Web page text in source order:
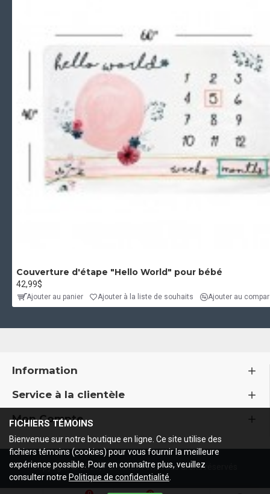
Couverture d'étape "Hello World" pour bébé
42,99$
Ajouter au panier Ajouter à la liste de souhaits Ajouter au
Information
Service à la clientèle
Mon Compte
Copyright ©2026, Publicités PRT, Tous droits réservés
FICHIERS TÉMOINS
Bienvenue sur notre boutique en ligne. Ce site utilise des
fichiers témoins (cookies) pour vous fournir la meilleure
expérience possible. Pour en connaître plus, veuillez
consulter notre Politique de confidentialité